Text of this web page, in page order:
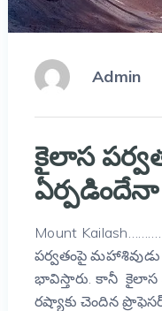
Admin
కైలాస
ఏర్పడిందేనా
Mount
పర్వతంపై
భావిస్తారు. కానీ కైలాస
రష్యాకు చెందిన